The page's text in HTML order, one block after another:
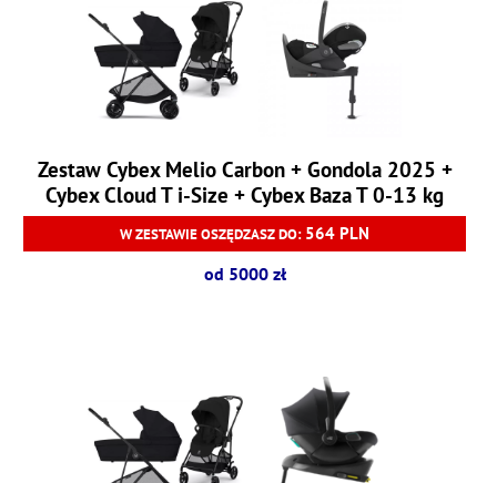
Zestaw Cybex Melio Carbon + Gondola 2025 +
Cybex Cloud T i-Size + Cybex Baza T 0-13 kg
W ZESTAWIE OSZĘDZASZ DO: 564 PLN
od 5000 zł